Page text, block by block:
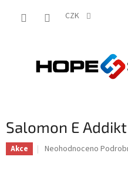
CZK
Salomon E Addikt
Akce
Průměrné
Neohodnoceno